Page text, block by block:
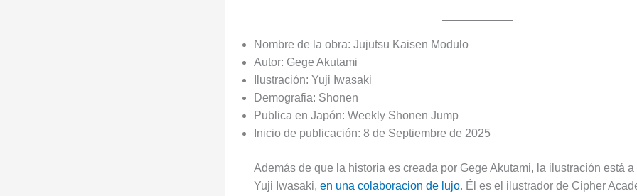
Nombre de la obra: Jujutsu Kaisen Modulo
Autor: Gege Akutami
Ilustración: Yuji Iwasaki
Demografia: Shonen
Publica en Japón: Weekly Shonen Jump
Inicio de publicación: 8 de Septiembre de 2025
Además de que la historia es creada por Gege Akutami, la ilustración está a
Yuji Iwasaki, en una colaboracion de lujo. Él es el ilustrador de Cipher